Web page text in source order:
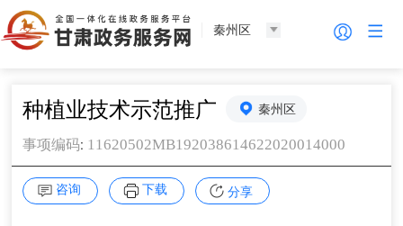
秦州区
种植业技术示范推广 秦州区
事项编码: 11620502MB192038614622020014000
咨询 下载 分享